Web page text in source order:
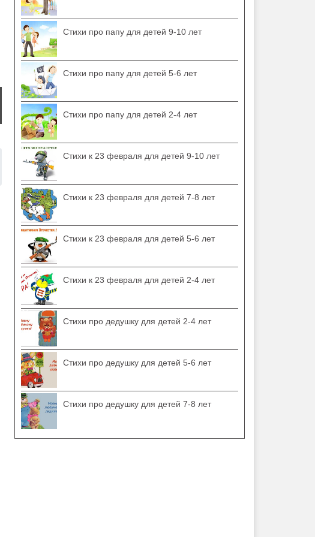
Стихи про папу для детей 9-10 лет
Стихи про папу для детей 5-6 лет
Стихи про папу для детей 2-4 лет
Стихи к 23 февраля для детей 9-10 лет
Стихи к 23 февраля для детей 7-8 лет
Стихи к 23 февраля для детей 5-6 лет
Стихи к 23 февраля для детей 2-4 лет
Стихи про дедушку для детей 2-4 лет
Стихи про дедушку для детей 5-6 лет
Стихи про дедушку для детей 7-8 лет